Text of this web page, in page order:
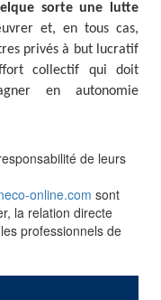
sorte une lutte
et, en tous cas,
privés à but lucratif
collectif qui doit
en autonomie
de leurs
online.com sont
la relation directe
professionnels de